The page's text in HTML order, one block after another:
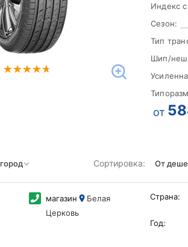
Индекс
Сезон:
Тип
Шип/
от
Сортировка:
магазин
Белая
Церковь
Страна:
Год: